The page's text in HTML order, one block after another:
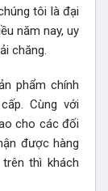
tôi là đại
năm nay, uy
chăng.
phẩm chính
Cùng với
cho các đối
được hàng
thì khách